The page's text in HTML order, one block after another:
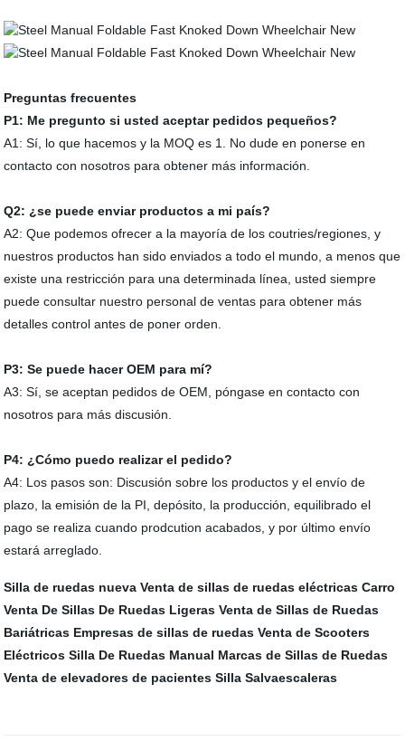
Preguntas frecuentes
P1: Me pregunto si usted aceptar pedidos pequeños?
A1: Sí, lo que hacemos y la MOQ es 1. No dude en ponerse en
contacto con nosotros para obtener más información.
Q2: ¿se puede enviar productos a mi país?
A2: Que podemos ofrecer a la mayoría de los coutries/regiones, y
nuestros productos han sido enviados a todo el mundo, a menos que
existe una restricción para una determinada línea, usted siempre
puede consultar nuestro personal de ventas para obtener más
detalles control antes de poner orden.
P3: Se puede hacer OEM para mí?
A3: Sí, se aceptan pedidos de OEM, póngase en contacto con
nosotros para más discusión.
P4: ¿Cómo puedo realizar el pedido?
A4: Los pasos son: Discusión sobre los productos y el envío de
plazo, la emisión de la PI, depósito, la producción, equilibrado el
pago se realiza cuando prodcution acabados, y por último envío
estará arreglado.
Silla de ruedas nueva Venta de sillas de ruedas eléctricas Carro
Venta De Sillas De Ruedas Ligeras Venta de Sillas de Ruedas
Bariátricas Empresas de sillas de ruedas Venta de Scooters
Eléctricos Silla De Ruedas Manual Marcas de Sillas de Ruedas
Venta de elevadores de pacientes Silla Salvaescaleras